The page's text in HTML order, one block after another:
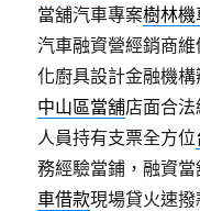
當舖汽車專案樹林
汽車融資營經銷商
化廚具設計金融機
中山區當舖店面合
人員持有支票全方位
務經驗當鋪，融資
車借款現場貸火速